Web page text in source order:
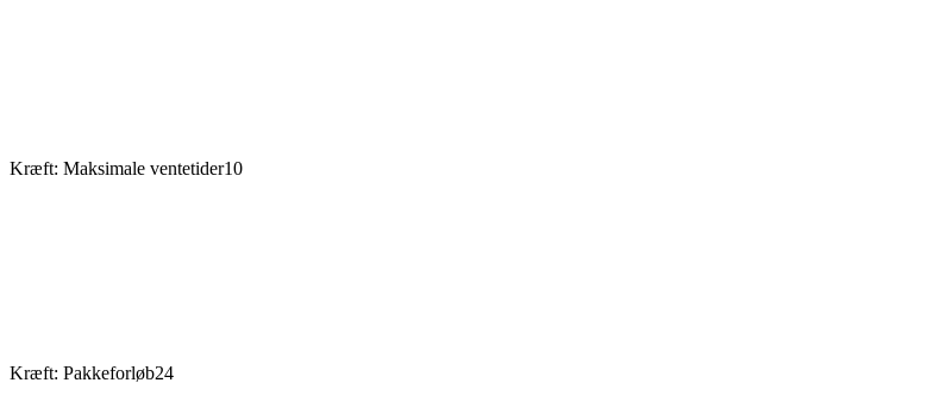
Kræft: Maksimale ventetider10
Kræft: Pakkeforløb24